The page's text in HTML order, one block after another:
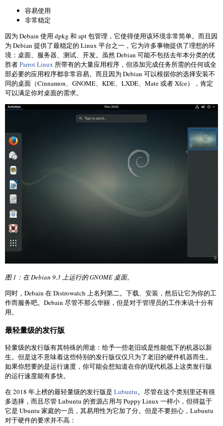
容易使用
非常稳定
因为 Debain 使用 dpkg 和 apt 包管理，它使得使用该环境非常简单。而且因
为 Debian 提供了最稳定的 Linux 平台之一，它为许多事物提供了理想的环
境：桌面、服务器、测试、开发。虽然 Debian 可能不包括去年本分类的优
胜者Parrot Linux 所带有的大量应用程序，但添加完成任务所需的任何或全
部必要的应用程序都非常容易。而且因为 Debian 可以根据你的选择安装不
同的桌面（Cinnamon、GNOME、KDE、LXDE、Mate 或者 Xfce），肯定
可以满足你对桌面的需求。
图 1：在 Debian 9.3 上运行的 GNOME 桌面。
同时，Debain 在 Distrowatch 上名列第二。下载、安装，然后让它为你的工
作而服务吧。Debain 尽管不那么华丽，但是对于管理员的工作来说十分有
用。
最轻量级的发行版
轻量级的发行版有其特殊的用途：给予一些老旧或是性能低下的机器以新
生。但是这不意味着这些特别的发行版仅仅只为了老旧的硬件机器而生。
如果你想要的是运行速度，你可能会想知道在你的现代机器上这类发行版
的运行速度能有多快。
在 2018 年上榜的最轻量级的发行版是 Lubuntu。尽管在这个类别里还有很
多选择，而且尽管 Lubuntu 的资源占用与 Puppy Linux 一样小，但得益于
它是 Ubuntu 家庭的一员，其易用性为它加了分。但是不要担心，Lubuntu
对于硬件的要求并不高：